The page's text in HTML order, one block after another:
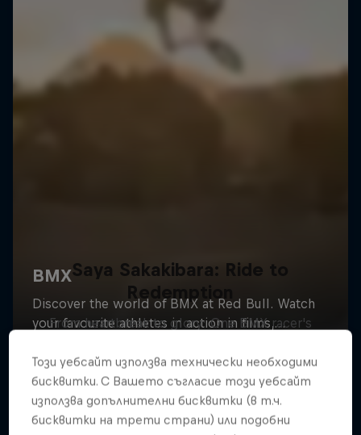
Saya Sakakibara: Ride to
Redemption
From heartbreak to glory: One BMX racer's
Този уебсайт използва технически необходими
бисквитки. С Вашето съгласие този уебсайт
използва допълнителни бисквитки (в т.ч.
бисквитки на трети страни) или подобни